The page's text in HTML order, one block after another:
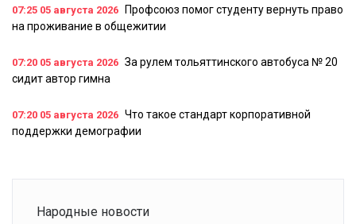
07:25 05 августа 2026
Профсоюз помог студенту вернуть право
на проживание в общежитии
07:20 05 августа 2026 За рулем тольяттинского автобуса № 20
сидит автор гимна
07:20 05 августа 2026 Что такое стандарт корпоративной
поддержки демографии
Народные новости